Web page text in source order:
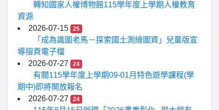
轉知國家人權博物館115學年度上學期人權教育
資源
2026-07-15
25
「成為識圖老馬－探索國土測繪圖資」兒童版宣
導摺頁電子檔
2026-07-27
24
有關115學年度上學期09-01月特色遊學課程(學
期中)即將開放報名
2026-07-27
24